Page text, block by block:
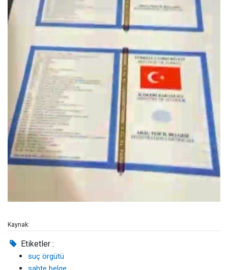
Kaynak:
Etiketler :
suç örgütü